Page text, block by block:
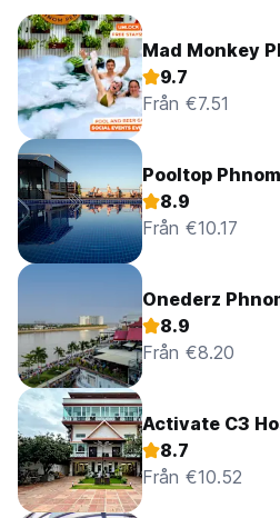
Mad Monkey
9.7
Från €7.51
Pooltop
8.9
Från €10.17
Onederz
8.9
Från €8.20
Activate C3
8.7
Från €10.52